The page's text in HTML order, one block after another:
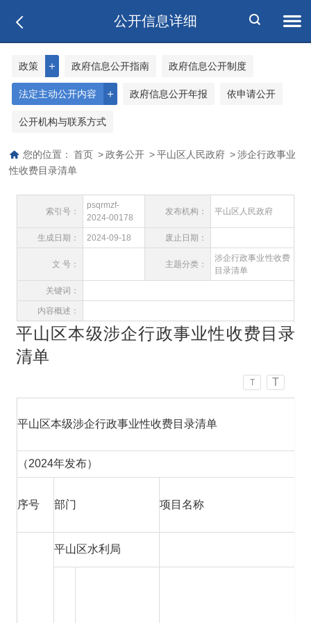
公开信息详细
＋
政策 政府信息公开指南 政府信息公开制度
＋
法定主动公开内容 政府信息公开年报 依申请公开
公开机构与联系方式
您的位置： 首页 > 政务公开 > 平山区人民政府 > 涉企行政事业
性收费目录清单
索引号：
psqrmzf-
2024-00178
发布机构： 平山区人民政府
生成日期： 2024-09-18 废止日期：
文 号： 主题分类：
涉企行政事业性收费
目录清单
关键词：
内容概述：
平山区本级涉企行政事业性收费目录
清单
T T
平山区本级涉企行政事业性收费目录清单
（2024年发布）
序号 部门 项目名称
平山区水利局